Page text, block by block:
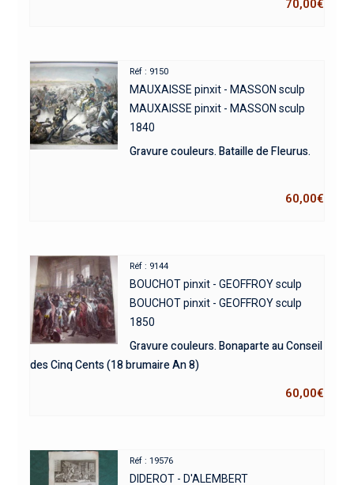
70,00€
Réf : 9150
MAUXAISSE pinxit - MASSON sculp
MAUXAISSE pinxit - MASSON sculp
1840
Gravure couleurs. Bataille de Fleurus.
60,00€
Réf : 9144
BOUCHOT pinxit - GEOFFROY sculp
BOUCHOT pinxit - GEOFFROY sculp
1850
Gravure couleurs. Bonaparte au Conseil
des Cinq Cents (18 brumaire An 8)
60,00€
Réf : 19576
DIDEROT - D'ALEMBERT